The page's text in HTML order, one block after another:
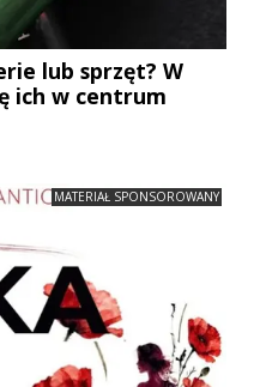
lub sprzęt? W
ich w centrum
MATERIAŁ SPONSOROWANY